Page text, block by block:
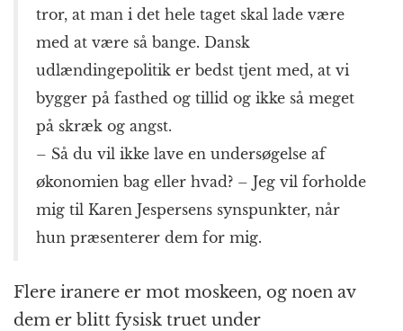
tror, at man i det hele taget skal lade være
med at være så bange. Dansk
udlændingepolitik er bedst tjent med, at vi
bygger på fasthed og tillid og ikke så meget
på skræk og angst.
– Så du vil ikke lave en undersøgelse af
økonomien bag eller hvad? – Jeg vil forholde
mig til Karen Jespersens synspunkter, når
hun præsenterer dem for mig.
Flere iranere er mot moskeen, og noen av
dem er blitt fysisk truet under